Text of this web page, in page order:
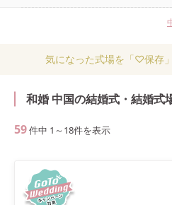
気になった式場を「♡保存
和婚 中国の結婚式・結婚式
59件中 1 ～ 18件を表示